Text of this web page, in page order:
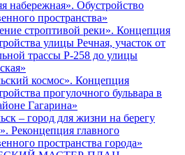
набережная». Обустройство
пространства»
строптивой реки». Концепция
улицы Речная, участок от
трассы Р-258 до улицы
космос». Концепция
прогулочного бульвара в
Гагарина»
– город для жизни на берегу
Реконцепция главного
пространства города»